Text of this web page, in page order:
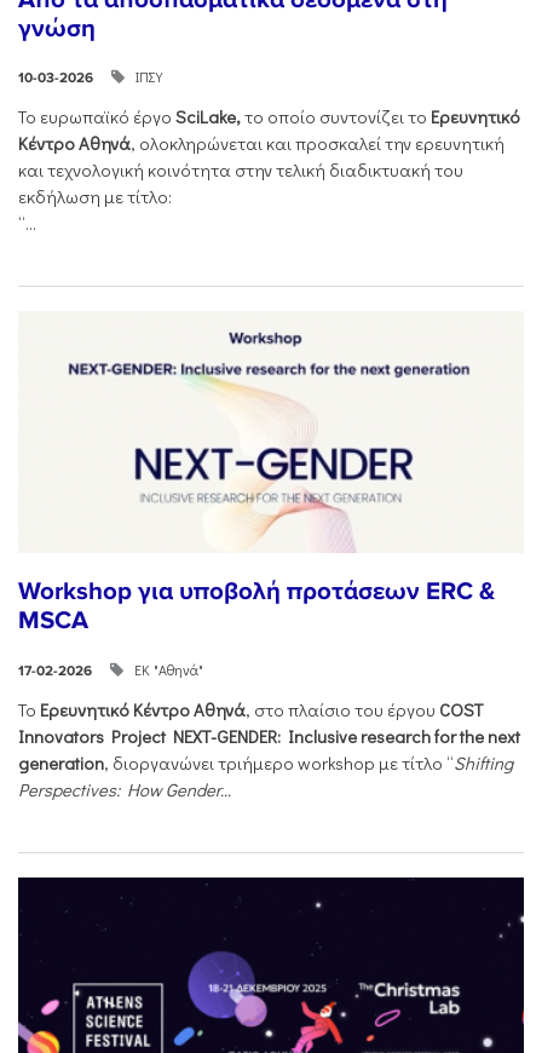
γνώση
10-03-2026 ΙΠΣΥ
Το ευρωπαϊκό έργο SciLake,το οποίο συντονίζει το Ερευνητικό
Κέντρο Αθηνά, ολοκληρώνεται και προσκαλεί την ερευνητική
και τεχνολογική κοινότητα στην τελική διαδικτυακή του
εκδήλωση με τίτλο:
“...
Workshop για υποβολή προτάσεων ERC &
MSCA
17-02-2026 ΕΚ "Αθηνά"
Το Ερευνητικό Κέντρο Αθηνά, στο πλαίσιο του έργου COST
Innovators Project NEXT-GENDER: Inclusive research for the next
generation, διοργανώνει τριήμερο workshop με τίτλο “Shifting
Perspectives: How Gender...